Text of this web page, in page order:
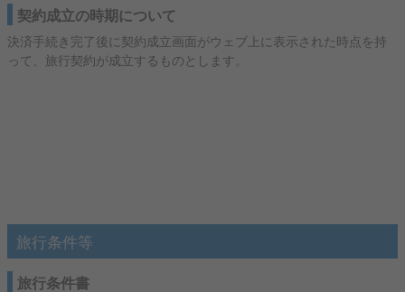
契約成立の時期について
決済手続き完了後に契約成立画面がウェブ上に表示された時点を持
って、旅行契約が成立するものとします。
旅行条件等
旅行条件書